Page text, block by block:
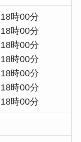
時00分
時00分
時00分
時00分
時00分
時00分
時00分